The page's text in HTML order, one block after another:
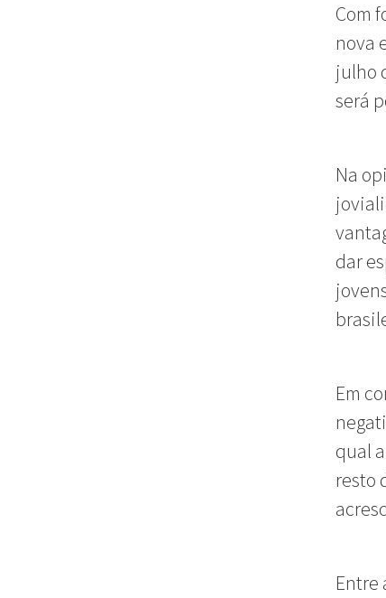
Com
nova
julho
será
Na
dar
Em
qual
resto
Entre